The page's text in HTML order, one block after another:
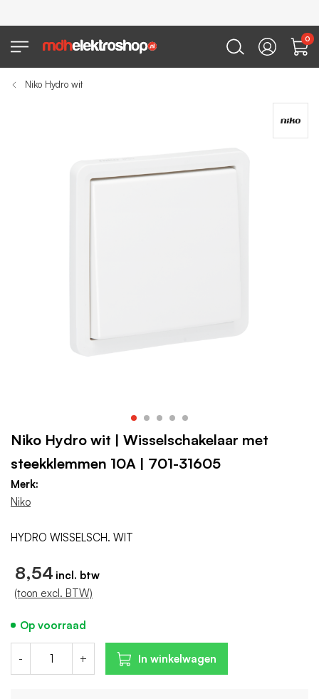
0
Niko Hydro wit
Niko Hydro wit | Wisselschakelaar met
steekklemmen 10A | 701-31605
Merk:
Niko
8,54
(toon excl. BTW)
- + In winkelwagen
Op voorraad
HYDRO WISSELSCH. WIT